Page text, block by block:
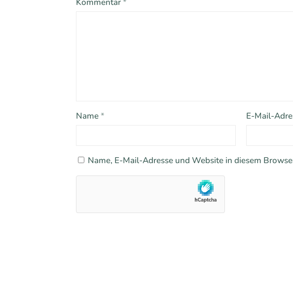
Name * E-Mail-
Name, E-Mail-Adresse und Website in diesem